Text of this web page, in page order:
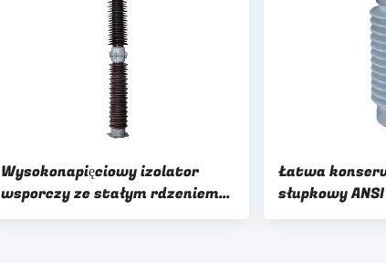
Wysokonapięciowy izolator
wsporczy ze stałym rdzeniem
89 kN ANSI C29.9
Łatwa
słupkowy
podstacji